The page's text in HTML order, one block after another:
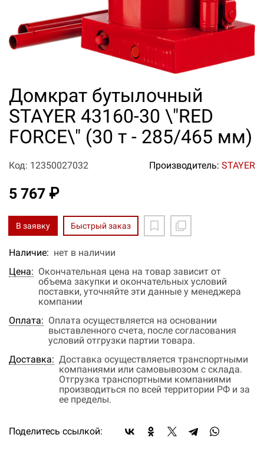
Домкрат бутылочный
STAYER 43160-30 \"RED
FORCE\" (30 т - 285/465 мм)
Код: 12350027032 Производитель: STAYER
5 767 ₽
В заявку Быстрый заказ
Наличие: нет в наличии
Цена: Окончательная цена на товар зависит от
объема закупки и окончательных условий
поставки, уточняйте эти данные у менеджера
компании
Оплата: Оплата осуществляется на основании
выставленного счета, после согласования
условий отгрузки партии товара.
Доставка: Доставка осуществляется транспортными
компаниями или самовывозом с склада.
Отгрузка транспортными компаниями
производиться по всей территории РФ и за
ее пределы.
Поделитесь ссылкой: